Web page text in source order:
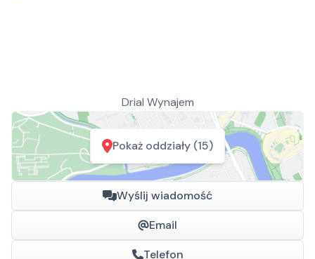
Drial Wynajem
Pokaż oddziały (15)
Wyślij wiadomość
Email
Telefon